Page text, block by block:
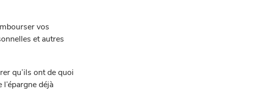
vos
et autres
qu’ils ont de quoi
déjà